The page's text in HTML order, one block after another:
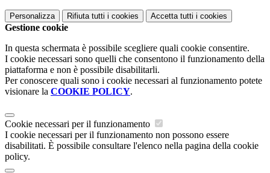
Personalizza Rifiuta tutti i cookies Accetta tutti i cookies
Gestione cookie
In questa schermata è possibile scegliere quali cookie consentire.
I cookie necessari sono quelli che consentono il funzionamento della
piattaforma e non è possibile disabilitarli.
Per conoscere quali sono i cookie necessari al funzionamento potete
visionare la COOKIE POLICY.
Cookie necessari per il funzionamento
I cookie necessari per il funzionamento non possono essere
disabilitati. È possibile consultare l'elenco nella pagina della cookie
policy.